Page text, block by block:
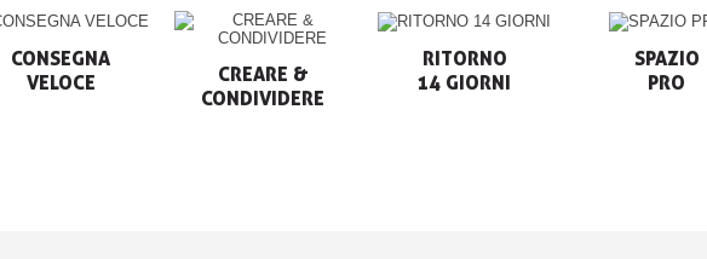
CONSEGNA
VELOCE
CREARE &
CONDIVIDERE
RITORNO
14 GIORNI
SPAZIO
PRO